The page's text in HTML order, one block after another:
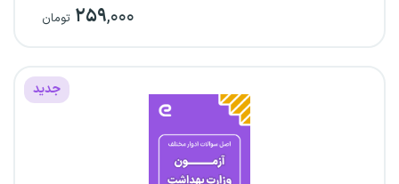
۲۵۹,۰۰۰ تومان
جدید